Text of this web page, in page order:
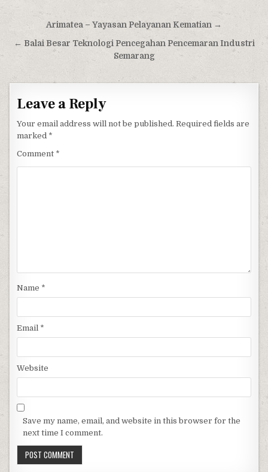
Post navigation
Arimatea – Yayasan Pelayanan Kematian →
← Balai Besar Teknologi Pencegahan Pencemaran Industri
Semarang
Leave a Reply
Your email address will not be published. Required fields are
marked *
Comment *
Name *
Email *
Website
Save my name, email, and website in this browser for the
next time I comment.